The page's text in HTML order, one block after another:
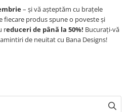
– și vă așteptăm cu brațele
fiecare produs spune o poveste și
reduceri de până la 50%! Bucurați-vă
de neuitat cu Bana Designs!